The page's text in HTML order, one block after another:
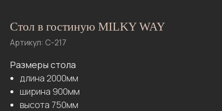
Стол в гостиную MILKY WAY
Артикул: С-217
Размеры стола
длина 2000мм
ширина 900мм
высота 750мм